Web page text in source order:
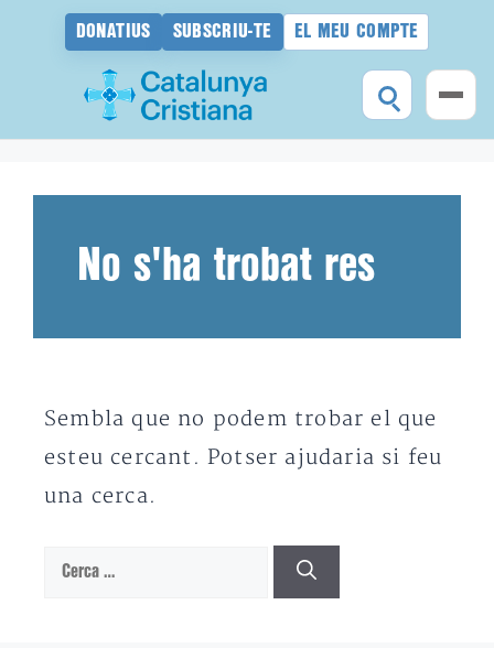
DONATIUS SUBSCRIU-TE EL MEU COMPTE
No s'ha trobat res
Sembla que no podem trobar el que
esteu cercant. Potser ajudaria si feu
una cerca.
Cerca: